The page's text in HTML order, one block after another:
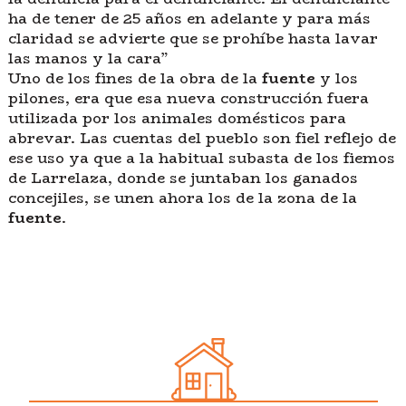
ha de tener de 25 años en adelante y para más
claridad se advierte que se prohíbe hasta lavar
las manos y la cara”
Uno de los fines de la obra de la fuente y los
pilones, era que esa nueva construcción fuera
utilizada por los animales domésticos para
abrevar. Las cuentas del pueblo son fiel reflejo de
ese uso ya que a la habitual subasta de los fiemos
de Larrelaza, donde se juntaban los ganados
concejiles, se unen ahora los de la zona de la
fuente.